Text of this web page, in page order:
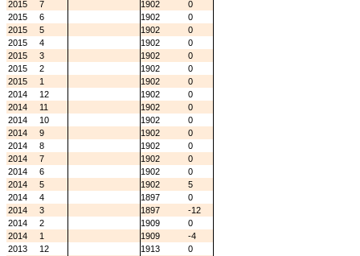
2015
7 1902
0
2015
6 1902
0
2015
5 1902
0
2015
4 1902
0
2015
3 1902
0
2015
2 1902
0
2015
1 1902
0
2014
12 1902
0
2014
11 1902
0
2014
10 1902
0
2014
9 1902
0
2014
8 1902
0
2014
7 1902
0
2014
6 1902
0
2014
5 1902
5
2014
4 1897
0
2014
3 1897
-12
2014
2 1909
0
2014
1 1909
-4
2013
12 1913
0